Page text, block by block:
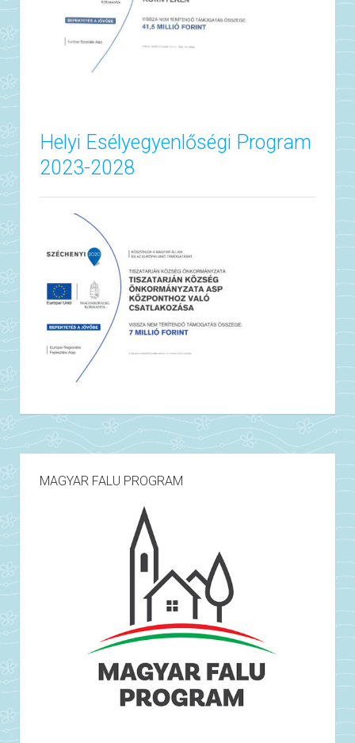
Helyi Esélyegyenlőségi Program
2023-2028
MAGYAR FALU PROGRAM